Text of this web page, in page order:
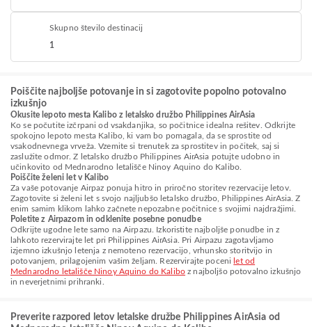
Skupno število destinacij
1
Poiščite najboljše potovanje in si zagotovite popolno potovalno
izkušnjo
Okusite lepoto mesta Kalibo z letalsko družbo Philippines AirAsia
Ko se počutite izčrpani od vsakdanjika, so počitnice idealna rešitev. Odkrijte
spokojno lepoto mesta Kalibo, ki vam bo pomagala, da se sprostite od
vsakodnevnega vrveža. Vzemite si trenutek za sprostitev in počitek, saj si
zaslužite odmor. Z letalsko družbo Philippines AirAsia potujte udobno in
učinkovito od Mednarodno letališče Ninoy Aquino do Kalibo.
Poiščite želeni let v Kalibo
Za vaše potovanje Airpaz ponuja hitro in priročno storitev rezervacije letov.
Zagotovite si želeni let s svojo najljubšo letalsko družbo, Philippines AirAsia. Z
enim samim klikom lahko začnete nepozabne počitnice s svojimi najdražjimi.
Poletite z Airpazom in odklenite posebne ponudbe
Odkrijte ugodne lete samo na Airpazu. Izkoristite najboljše ponudbe in z
lahkoto rezervirajte let pri Philippines AirAsia. Pri Airpazu zagotavljamo
izjemno izkušnjo letenja z nemoteno rezervacijo, vrhunsko storitvijo in
potovanjem, prilagojenim vašim željam. Rezervirajte poceni let od
Mednarodno letališče Ninoy Aquino do Kalibo z najboljšo potovalno izkušnjo
in neverjetnimi prihranki.
Preverite razpored letov letalske družbe Philippines AirAsia od